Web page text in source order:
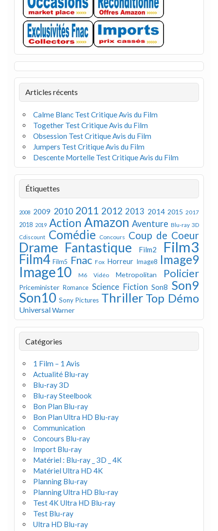
Articles récents
Calme Blanc Test Critique Avis du Film
Together Test Critique Avis du Film
Obsession Test Critique Avis du Film
Jumpers Test Critique Avis du Film
Descente Mortelle Test Critique Avis du Film
Étiquettes
2008 2009 2010 2011 2012 2013 2014 2015 2017
2018 2019 Action Amazon Aventure Blu-ray 3D
Cdiscount Comédie Concours Coup de Coeur
Drame Fantastique Film2 Film3
Film4 Film5 Fnac Fox Horreur Image8 Image9
Image10 M6 Vidéo Metropolitan Policier
Priceminister Romance Science Fiction Son8 Son9
Son10 Sony Pictures Thriller Top Démo
UniversalWarner
Catégories
1 Film – 1 Avis
Actualité Blu-ray
Blu-ray 3D
Blu-ray Steelbook
Bon Plan Blu-ray
Bon Plan Ultra HD Blu-ray
Communication
Concours Blu-ray
Import Blu-ray
Matériel : Blu-ray _ 3D _ 4K
Matériel Ultra HD 4K
Planning Blu-ray
Planning Ultra HD Blu-ray
Test 4K Ultra HD Blu-ray
Test Blu-ray
Ultra HD Blu-ray